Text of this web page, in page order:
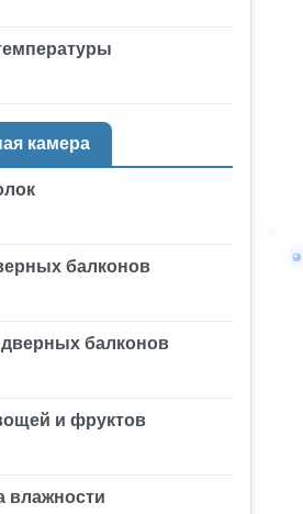
камера
балконов
дверных балконов
и фруктов
влажности